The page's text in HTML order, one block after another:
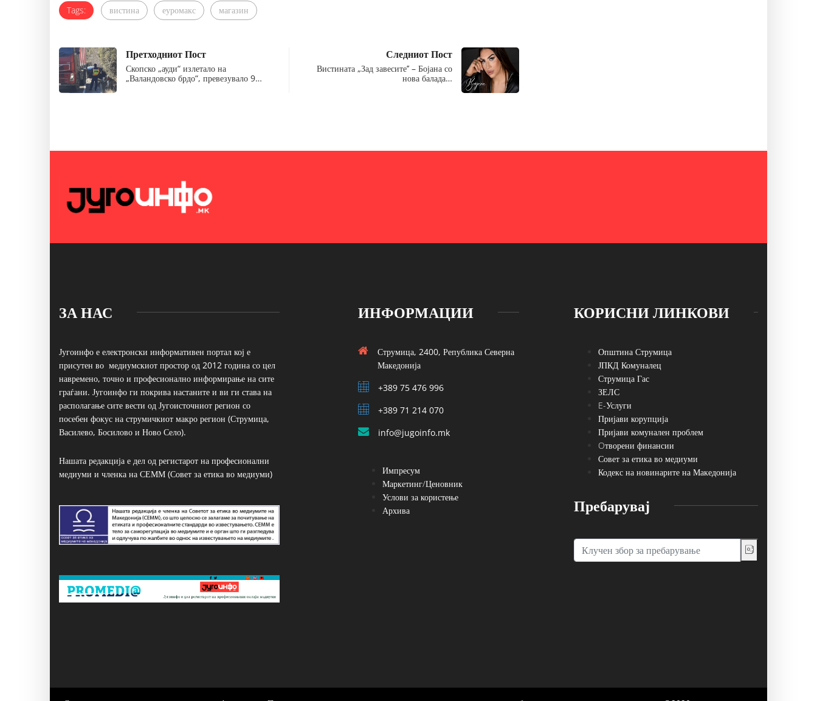
Tags: вистина еуромакс магазин
Претходниот Пост
Скопско „ауди“ излетало на
„Валандовско брдо“, превезувало 9…
Следниот Пост
Вистината „Зад завесите’’ – Бојана со
нова балада…
ЗА НАС
Југоинфо е електронски информативен портал кој е
присутен во медиумскиот простор од 2012 година со цел
навремено, точно и професионално информирање на сите
граѓани. Југоинфо ги покрива настаните и ви ги става на
располагање сите вести од Југоисточниот регион со
посебен фокус на струмичкиот макро регион (Струмица,
Василево, Босилово и Ново Село).
Нашата редакција е дел од регистарот на професионални
медиуми и членка на СЕММ (Совет за етика во медиуми)
ИНФОРМАЦИИ
Струмица, 2400, Република Северна
Македонија
+389 75 476 996
+389 71 214 070
info@jugoinfo.mk
Импресум
Маркетинг/Ценовник
Услови за користење
Архива
КОРИСНИ ЛИНКОВИ
Општина Струмица
ЈПКД Комуналец
Струмица Гас
ЗЕЛС
E-Услуги
Пријави корупција
Пријави комунален проблем
Oтворени финансии
Совет за етика во медиуми
Кодекс на новинарите на Македонија
Пребарувај